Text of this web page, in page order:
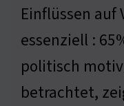
Einflüssen auf
essenziell :
politisch
betrachtet,